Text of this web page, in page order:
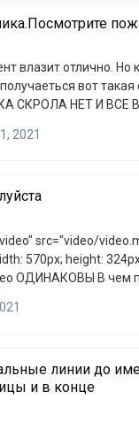
вот такая
СКРОЛА НЕТ И ВСЕ
2021
Хотя размер фото и
линии до
и в конце